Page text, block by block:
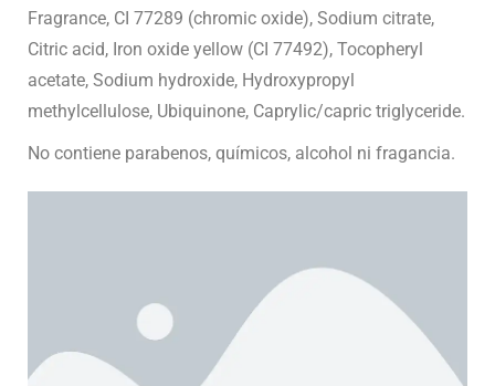
Fragrance, CI 77289 (chromic oxide), Sodium citrate,
Citric acid, Iron oxide yellow (CI 77492), Tocopheryl
acetate, Sodium hydroxide, Hydroxypropyl
methylcellulose, Ubiquinone, Caprylic/capric triglyceride.
No contiene parabenos, químicos, alcohol ni fragancia.